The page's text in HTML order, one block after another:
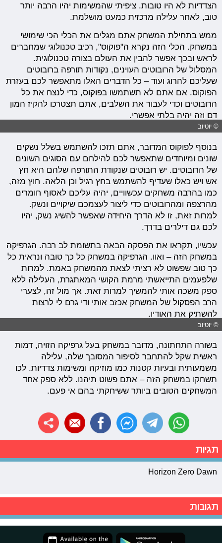
הצדדיות לא היו טובות. ציפיתי שהמשימות יהיו הרבה יותר
טוב, לאחר עלילה מרכזית כמעט מושלמת.
ממש בתחילת המשחק אתם מגלים את הכלי הכי שימושי
במשחק. הכלי הזה נקרא ה"פוקוס", רכיב טכנולוגי שמחברים
לראש ובכך אפשר להבין את העולם בצורה טכנולוגית.
המסלול של הרובוטים העוינים, נקודות תורפה ברובוטים
שעליכם להרוג ועוד – כל הדברים האלו מתאפשר לכם בעזרת
הפוקוס. אם אתם לא תשתמשו בפוקוס, כדי לנצח את כל
הרובוטים וכדי לעבור את השלבים, אתם תצטרכו להקיז המון
דם וזה יהיה בלתי אפשרי.
© יוטיוב
בנוסף לפוקוס המדובר, אתם תזכו להשתמש בשלל נשקים
שונים ומיוחדים שתאפשר לכם להילחם עם הסוגים השונים
של הרובוטים. יש רובוטים שנקודת התורפה שלהם היא חץ
אש ויש כאלו שעדיף להשתמש בחץ רגיל וכן הלאה. חוץ מזה,
כמו בהרבה משחקים עכשוויים, יהיה עליכם לאסוף חומרים
מהרצפה ומהרובוטים כדי ליצור לעצמכם שיקויים ונשק.
למרות זאת, זו לא הדרך היחידה שאפשר להשיג נשק, יהיו
לכם גם דילרים בדרך.
עכשיו, תקראו את הפסקה הבאה בתשומת לב רבה. הגרפיקה
במשחק הזה – ואוו. הגרפיקה במשחק כל כך טובה ונראית כל
כך טוב שפשוט לא רציתי לצאת מהמשחק באמת. למרות
שלפעמים התייאשתי מרמת הקושי המאתגרת, העלילה ללא
ספק משכה אותי להמשיך למרות זאת. אך מול זה, לצערי
הרב הפסקול של המשחק אכזב אותי ודי גרם לי לרצות
להשתיק את האודיו.
© יוטיוב
בשורה התחתונה, מדובר במשחק בעל גרפיקה הזויה, דמות
ראשית שקל להתחבר לסיפור המסובך שלה, עלילה
משמעותית ובעיות קטנות כמו מוזיקה ומשימות צדדיות. לכו
תשחקו במשחק הזה – אתם פשוט תיהנו. ללא ספק אחד
המשחקים הטובים ביותר ששיחקתי בהם אי פעם.
תגיות
Horizon Zero Dawn
תגובות